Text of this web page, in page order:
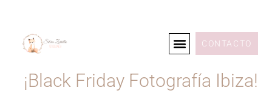
CONTACTO
¡Black Friday Fotografía Ibiza!